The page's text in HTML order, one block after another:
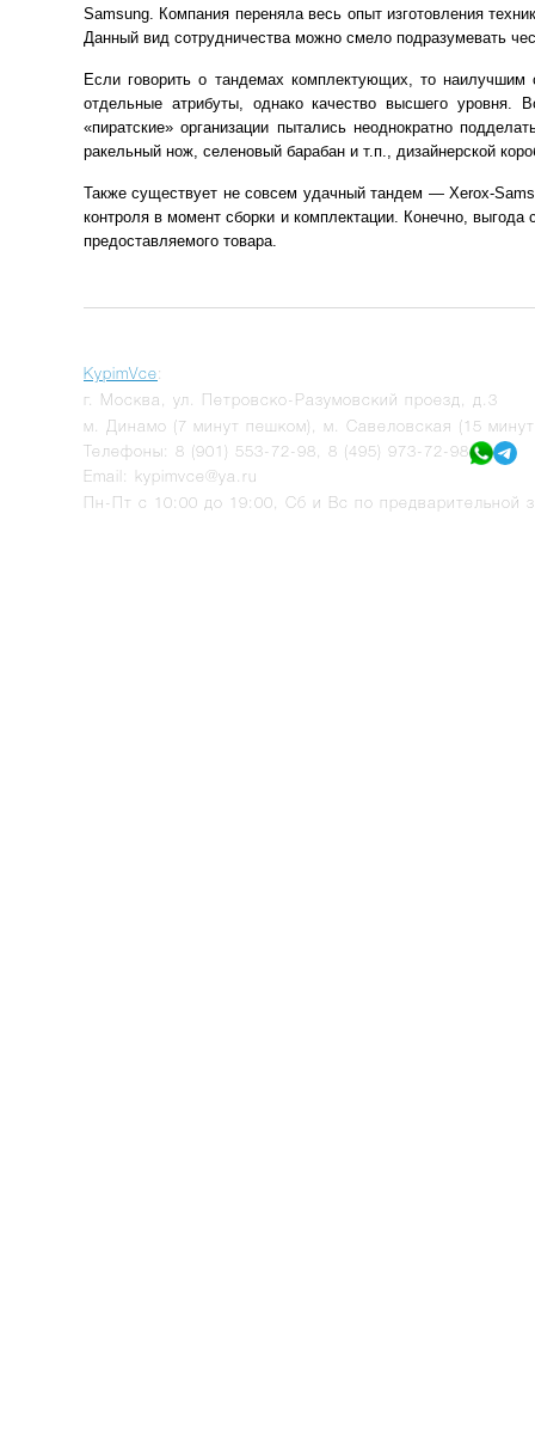
Samsung. Компания переняла весь опыт изготовления
Данный вид сотрудничества можно смело подразумевать
Если говорить о тандемах комплектующих, то наилучшим
отдельные атрибуты, однако качество высшего уровня.
«пиратские» организации пытались неоднократно
ракельный нож, селеновый барабан и т.п., дизайнерской
Также существует не совсем удачный тандем — Xerox-
контроля в момент сборки и комплектации. Конечно,
предоставляемого товара.
KypimVce:
г.
Москва
ул. Петровско-Разумовский проезд, д.3
м. Динамо (7 минут пешком), м. Савеловская (15
Телефоны: 8 (901) 553-72-98
8 (495) 973-72-98
Email: kypimvce@ya.ru
Пн-Пт с 10:00 до 19:00, Сб и Вс по предварительной